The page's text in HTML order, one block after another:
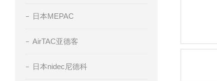
日本MEPAC
AirTAC亚德客
日本nidec尼德科